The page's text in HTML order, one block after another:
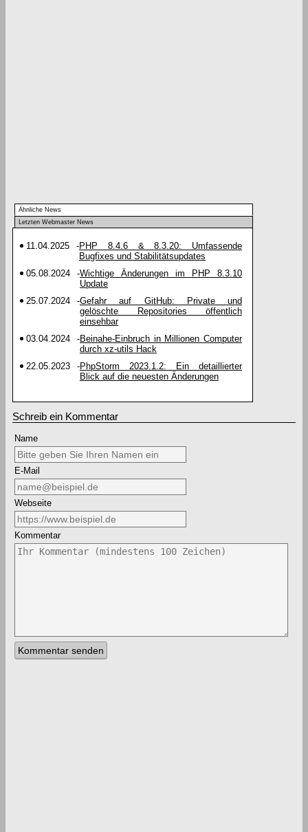
Ähnliche News
Letzten Webmaster News
11.04.2025 -PHP 8.4.6 & 8.3.20: Umfassende
Bugfixes und Stabilitätsupdates
05.08.2024
-Wichtige Änderungen im PHP 8.3.10
Update
25.07.2024
-Gefahr auf GitHub: Private und
gelöschte Repositories öffentlich
einsehbar
03.04.2024
-Beinahe-Einbruch in Millionen Computer
durch xz-utils Hack
22.05.2023
-PhpStorm 2023.1.2: Ein detaillierter
Blick auf die neuesten Änderungen
Schreib ein Kommentar
Name
E-Mail
Webseite
Kommentar